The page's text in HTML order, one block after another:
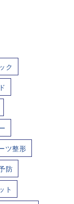
ク
ツ整形
防
ト